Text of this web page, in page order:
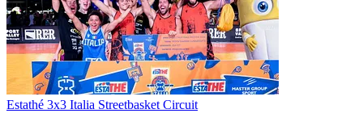
Estathé 3x3 Italia Streetbasket Circuit